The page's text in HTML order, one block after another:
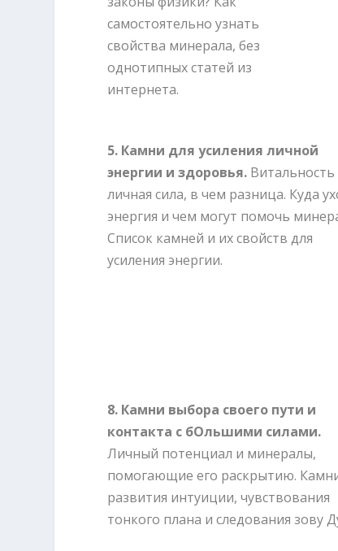
самостоятельно узнать
свойства минерала, без
однотипных статей из
интернета.
5. Камни для усиления личной
энергии и здоровья. Витальность
личная сила, в чем разница. Куда
энергия и чем могут помочь
Список камней и их свойств для
усиления энергии.
8. Камни выбора своего пути и
контакта с бОльшими силами.
Личный потенциал и минералы,
помогающие его раскрытию.
развития интуиции, чувствования
тонкого плана и следования зову